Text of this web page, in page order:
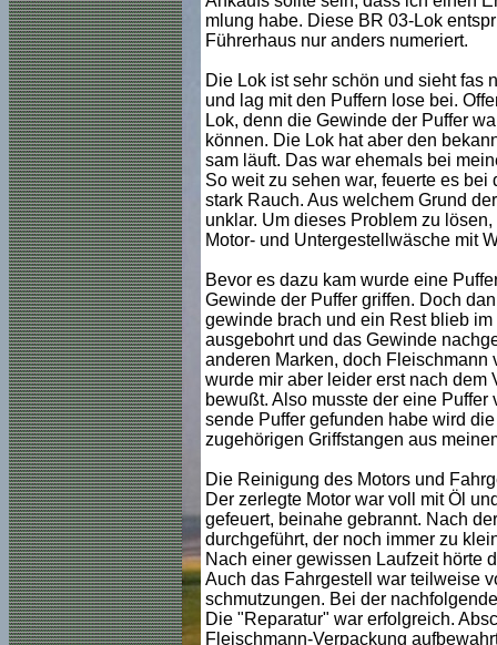
mlung habe. Diese BR 03-Lok
Führerhaus nur anders numeriert.
Die Lok ist sehr schön und sieht fas
und lag mit den Puffern lose bei.
Lok, denn die Gewinde der Puffer
können. Die Lok hat aber den
sam läuft. Das war ehemals bei
So weit zu sehen war, feuerte es
stark Rauch. Aus welchem Grund
unklar. Um dieses Problem zu
Motor- und Untergestellwäsche mit
Bevor es dazu kam wurde eine
Gewinde der Puffer griffen. Doch
gewinde brach und ein Rest blieb
ausgebohrt und das Gewinde
anderen Marken, doch
wurde mir aber leider erst nach
bewußt. Also musste der eine
sende Puffer gefunden habe wird
zugehörigen Griffstangen aus
Die Reinigung des Motors und
Der zerlegte Motor war voll mit Öl
gefeuert, beinahe gebrannt. Nach
durchgeführt, der noch immer zu
Nach einer gewissen Laufzeit hörte
Auch das Fahrgestell war teilweise
schmutzungen. Bei der
Die "Reparatur" war erfolgreich.
Fleischmann-Verpackung